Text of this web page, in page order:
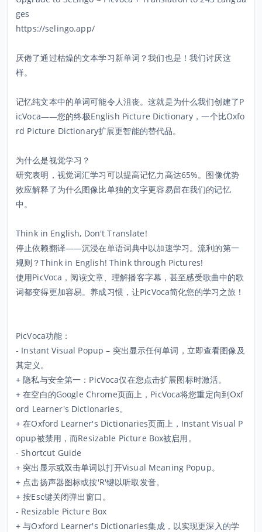
ges
https://selingo.app/
厌倦了通过枯燥的文本学习新单词？我们也是！我们讨厌这
样。
记忆纯文本中的单词可能令人沮丧。这就是为什么我们创建了P
icVoca——您的终极English Picture Dictionary，一个比Oxfo
rd Picture Dictionary扩展更智能的替代品。
为什么是视觉学习？
研究表明，视觉词汇学习可以提高记忆力高达65%。图像优势
效应解释了为什么图像比单独的文字更容易留在我们的记忆
中。
Think in English, Don't Translate!
停止依赖翻译——沉浸在单语词典中以加速学习。流利的第一
规则？Think in English! Think through Pictures!
使用PicVoca，阅读文章、理解播客字幕，甚至感受歌曲中的歌
词都变得更加容易。养成习惯，让PicVoca简化您的学习之旅！
PicVoca功能：
- Instant Visual Popup – 突出显示任何单词，立即查看图像及
其定义。
+ 隐私与安全第一：PicVoca仅在您点击扩展图标时激活。
+ 在空白的Google Chrome页面上，PicVoca将您重定向到Oxf
ord Learner's Dictionaries。
+ 在Oxford Learner's Dictionaries页面上，Instant Visual P
opup被禁用，而Resizable Picture Box被启用。
- Shortcut Guide
+ 突出显示或双击单词以打开Visual Meaning Popup。
+ 点击扬声器图标或按'R'键以听取发音。
+ 按Esc键关闭弹出窗口。
- Resizable Picture Box
+ 与Oxford Learner's Dictionaries集成，以实现更深入的学